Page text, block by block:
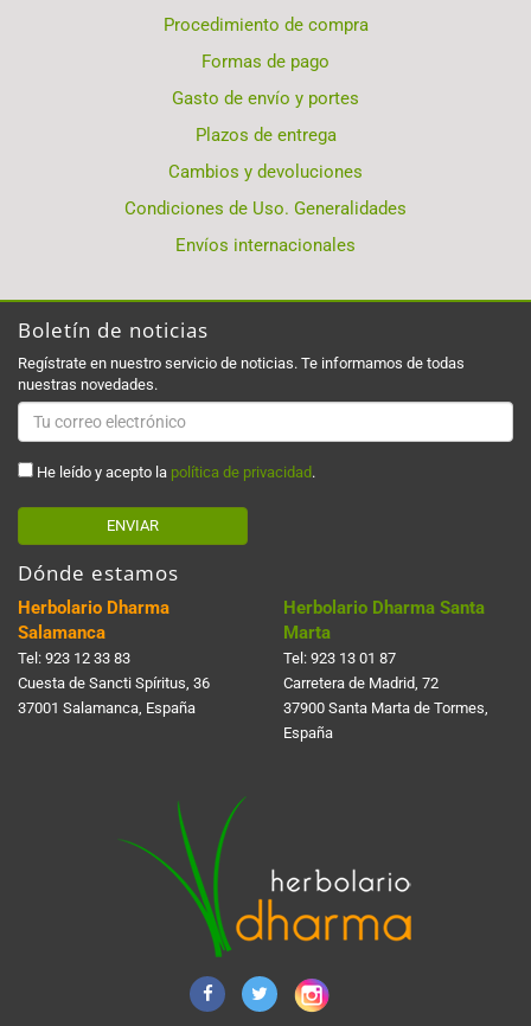
Procedimiento de compra
Formas de pago
Gasto de envío y portes
Plazos de entrega
Cambios y devoluciones
Condiciones de Uso. Generalidades
Envíos internacionales
Boletín de noticias
Regístrate en nuestro servicio de noticias. Te informamos de todas
nuestras novedades.
He leído y acepto la política de privacidad .
ENVIAR
Dónde estamos
Herbolario Dharma
Salamanca
Tel: 923 12 33 83
Cuesta de Sancti Spí­ritus, 36
37001 Salamanca, España
Herbolario Dharma Santa
Marta
Tel: 923 13 01 87
Carretera de Madrid, 72
37900 Santa Marta de Tormes,
España